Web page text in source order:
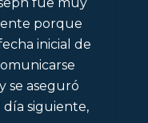
fue muy
porque
inicial de
se aseguró
día siguiente,